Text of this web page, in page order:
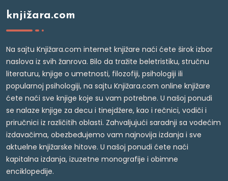
knjižara.com
Na sajtu Knjižara.com internet knjižare naći ćete širok izbor
naslova iz svih žanrova. Bilo da tražite beletristiku, stručnu
literaturu, knjige o umetnosti, filozofiji, psihologiji ili
popularnoj psihologiji, na sajtu Knjižara.com online knjižare
ćete naći sve knjige koje su vam potrebne. U našoj ponudi
se nalaze knjige za decu i tinejdžere, kao i rečnici, vodiči i
priručnici iz različitih oblasti. Zahvaljujući saradnji sa vodećim
izdavačima, obezbeđujemo vam najnovija izdanja i sve
aktuelne knjižarske hitove. U našoj ponudi ćete naći
kapitalna izdanja, izuzetne monografije i obimne
enciklopedije.